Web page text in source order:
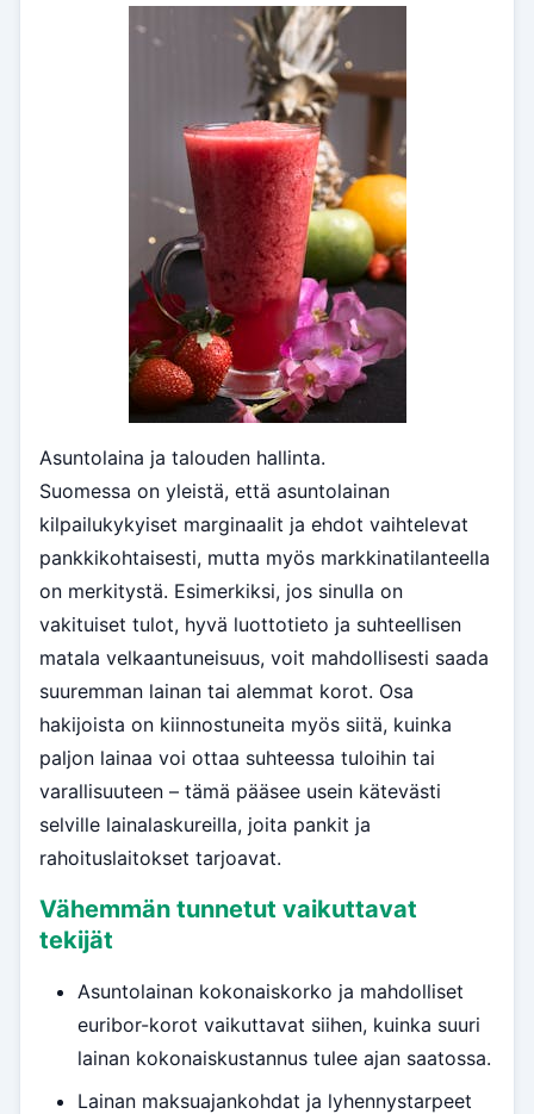
Asuntolaina ja talouden hallinta.
Suomessa on yleistä, että asuntolainan
kilpailukykyiset marginaalit ja ehdot vaihtelevat
pankkikohtaisesti, mutta myös markkinatilanteella
on merkitystä. Esimerkiksi, jos sinulla on
vakituiset tulot, hyvä luottotieto ja suhteellisen
matala velkaantuneisuus, voit mahdollisesti saada
suuremman lainan tai alemmat korot. Osa
hakijoista on kiinnostuneita myös siitä, kuinka
paljon lainaa voi ottaa suhteessa tuloihin tai
varallisuuteen – tämä pääsee usein kätevästi
selville lainalaskureilla, joita pankit ja
rahoituslaitokset tarjoavat.
Vähemmän tunnetut vaikuttavat
tekijät
Asuntolainan kokonaiskorko ja mahdolliset
euribor-korot vaikuttavat siihen, kuinka suuri
lainan kokonaiskustannus tulee ajan saatossa.
Lainan maksuajankohdat ja lyhennystarpeet